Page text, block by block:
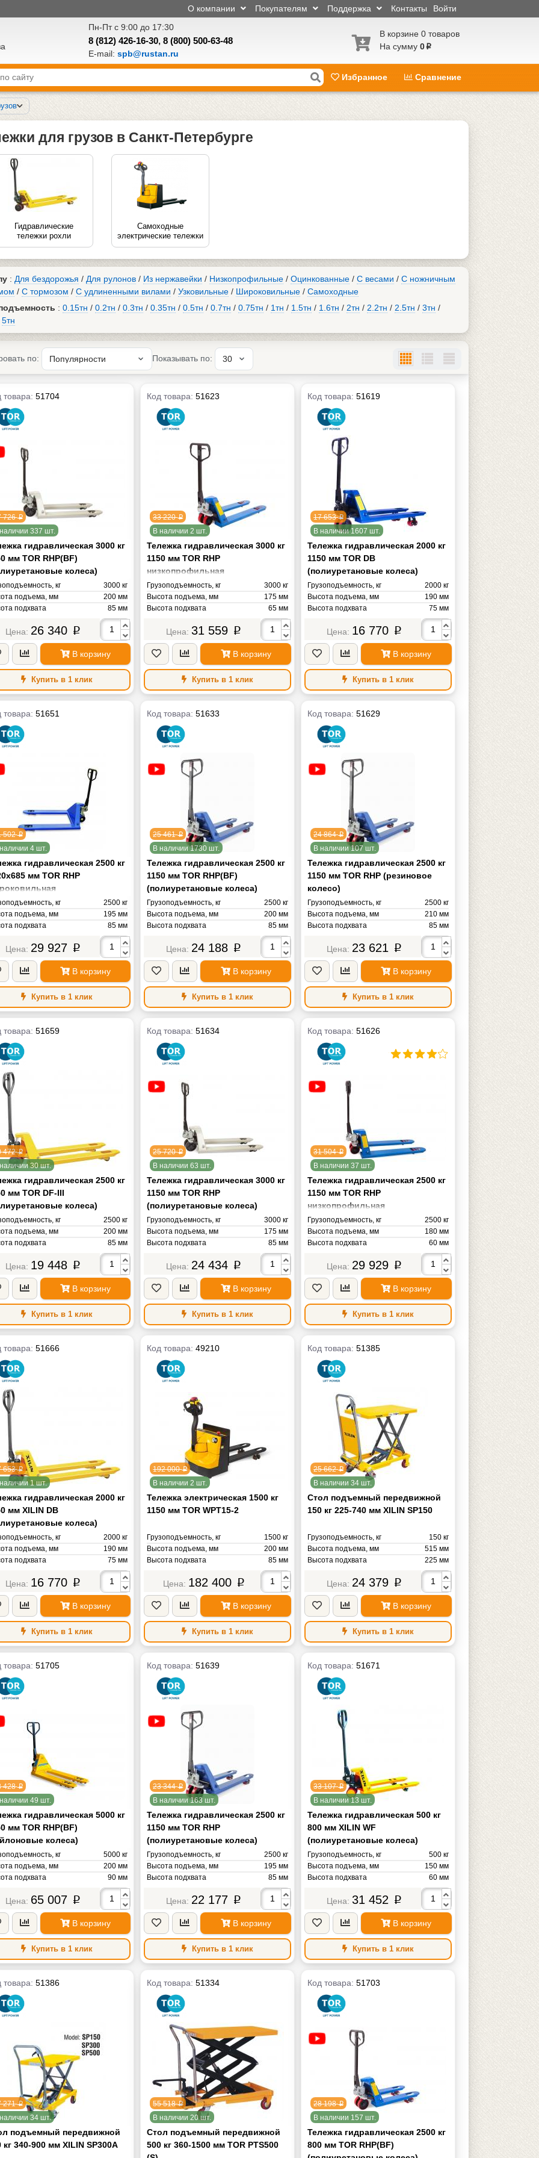
Войти
Контакты
Поддержка
Покупателям
О компании
Пн-Пт с 9:00 до 17:30
8 (812) 426-16-30, 8 (800) 500-63-48
E-mail: spb@rustan.ru
В корзине 0 товаров
На сумму 0 p
Избранное Сравнение
для грузов в Санкт-Петербурге
Гидравлические
тележки рохли
Самоходные
электрические тележки
: Для бездорожья / Для рулонов/ Из нержавейки / Низкопрофильные/ Оцинкованные/ С весами / С ножничным
/ С тормозом / С удлиненными вилами / Узковильные/ Широковильные/ Самоходные
: 0.15тн / 0.2тн / 0.3тн / 0.35тн / 0.5тн / 0.7тн / 0.75тн / 1тн / 1.5тн / 1.6тн / 2тн / 2.2тн / 2.5тн / 3тн /
5тн
по: Показывать по:
товара: 51704
726p
337 шт.
гидравлическая 3000 кг
мм TOR RHP(BF)
колеса)
кг
3000 кг
подъема, мм
200 мм
подхвата
85 мм
1150 мм
вил
550 мм
поворота
1265 мм
73 кг
26 340 p
В корзину
Купить в 1 клик
Код товара:51623
33 220p
В наличии 2 шт.
Тележка гидравлическая 3000 кг
1150 мм TOR RHP
низкопрофильная
(полиуретановые колеса)
Грузоподъемность, кг
3000 кг
Высота подъема, мм
175 мм
Высота подхвата
65 мм
1150 мм
Ширина вил
550 мм
Радиус поворота
1286 мм
Бренд
Масса
76 кг
31 559 p
В корзину
Купить в 1 клик
Код товара:51619
17 653p
В наличии 1607 шт.
Тележка гидравлическая 2000 кг
1150 мм TOR DB
(полиуретановые колеса)
Грузоподъемность, кг
2000 кг
Высота подъема, мм
190 мм
Высота подхвата
75 мм
1150 мм
Ширина вил
550 мм
Радиус поворота
1276 мм
Бренд
Масса
60 кг
16 770 p
В корзину
Купить в 1 клик
товара: 51651
502p
4 шт.
гидравлическая 2500 кг
мм TOR RHP
колеса)
кг
2500 кг
подъема, мм
195 мм
подхвата
85 мм
1150 мм
вил
685 мм
TOR
29 927 p
В корзину
Купить в 1 клик
Код товара:51633
25 461p
В наличии 1730 шт.
Тележка гидравлическая 2500 кг
1150 мм TOR RHP(BF)
(полиуретановые колеса)
Грузоподъемность, кг
2500 кг
Высота подъема, мм
200 мм
Высота подхвата
85 мм
1150 мм
Ширина вил
550 мм
Радиус поворота
1265 мм
Бренд
Масса
66 кг
24 188 p
В корзину
Купить в 1 клик
Код товара:51629
24 864p
В наличии 107 шт.
Тележка гидравлическая 2500 кг
1150 мм TOR RHP (резиновое
колесо)
Грузоподъемность, кг
2500 кг
Высота подъема, мм
210 мм
Высота подхвата
85 мм
1150 мм
Ширина вил
550 мм
Радиус поворота
1265 мм
Бренд
Масса
72 кг
23 621 p
В корзину
Купить в 1 клик
товара: 51659
472p
30 шт.
гидравлическая 2500 кг
мм TOR DF-III
колеса)
кг
2500 кг
подъема, мм
200 мм
подхвата
85 мм
1150 мм
вил
550 мм
поворота
1265 мм
60 кг
19 448 p
В корзину
Купить в 1 клик
Код товара:51634
25 720p
В наличии 63 шт.
Тележка гидравлическая 3000 кг
1150 мм TOR RHP
(полиуретановые колеса)
Грузоподъемность, кг
3000 кг
Высота подъема, мм
175 мм
Высота подхвата
85 мм
1150 мм
Ширина вил
550 мм
Радиус поворота
1265 мм
Бренд
Масса
76 кг
24 434 p
В корзину
Купить в 1 клик
Код товара:51626
31 504p
В наличии 37 шт.
Тележка гидравлическая 2500 кг
1150 мм TOR RHP
низкопрофильная
(полиуретановые колеса)
Грузоподъемность, кг
2500 кг
Высота подъема, мм
180 мм
Высота подхвата
60 мм
1150 мм
Ширина вил
550 мм
Радиус поворота
1286 мм
Бренд
Масса
72 кг
29 929 p
В корзину
Купить в 1 клик
товара: 51666
653p
1 шт.
гидравлическая 2000 кг
мм XILIN DB
колеса)
кг
2000 кг
подъема, мм
190 мм
подхвата
75 мм
1150 мм
вил
550 мм
поворота
1276 мм
XILIN
60 кг
16 770 p
В корзину
Купить в 1 клик
Код товара:49210
192 000p
В наличии 2 шт.
Тележка электрическая 1500 кг
1150 мм TOR WPT15-2
Грузоподъемность, кг
1500 кг
Высота подъема, мм
200 мм
Высота подхвата
85 мм
1150 мм
Ширина вил
550 мм
Радиус поворота
1415 мм
Центр тяжести
600 мм
Бренд
TOR
182 400 p
В корзину
Купить в 1 клик
Код товара:51385
25 662p
В наличии 34 шт.
Стол подъемный передвижной
150 кг 225-740 мм XILIN SP150
Грузоподъемность, кг
150 кг
Высота подъема, мм
515 мм
Высота подхвата
225 мм
XILIN
Масса
44 кг
24 379 p
В корзину
Купить в 1 клик
товара: 51705
428p
49 шт.
гидравлическая 5000 кг
мм TOR RHP(BF)
колеса)
кг
5000 кг
подъема, мм
200 мм
подхвата
90 мм
1150 мм
вил
550 мм
TOR
123 кг
65 007 p
В корзину
Купить в 1 клик
Код товара:51639
23 344p
В наличии 163 шт.
Тележка гидравлическая 2500 кг
1150 мм TOR RHP
(полиуретановые колеса)
Грузоподъемность, кг
2500 кг
Высота подъема, мм
195 мм
Высота подхвата
85 мм
1150 мм
Ширина вил
550 мм
Радиус поворота
1265 мм
Бренд
Масса
72 кг
22 177 p
В корзину
Купить в 1 клик
Код товара:51671
33 107p
В наличии 13 шт.
Тележка гидравлическая 500 кг
800 мм XILIN WF
(полиуретановые колеса)
Грузоподъемность, кг
500 кг
Высота подъема, мм
150 мм
Высота подхвата
60 мм
800 мм
Ширина вил
380 мм
Радиус поворота
900 мм
Бренд
XILIN
Масса
35 кг
31 452 p
В корзину
Купить в 1 клик
товара: 51386
271p
34 шт.
подъемный передвижной
кг 340-900 мм XILIN SP300А
Код товара:51334
55 518p
В наличии 20 шт.
Стол подъемный передвижной
500 кг 360-1500 мм TOR PTS500
Код товара:51703
28 198p
В наличии 157 шт.
Тележка гидравлическая 2500 кг
800 мм TOR RHP(BF)